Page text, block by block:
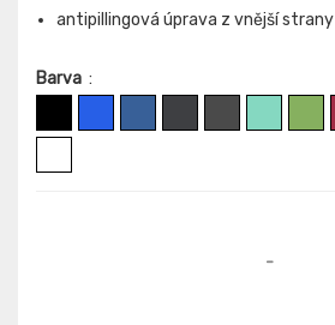
antipillingová úprava z vnější strany
Barva :
-